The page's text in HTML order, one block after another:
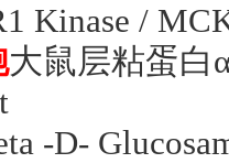
Kinase /
大鼠层粘蛋白
-D-